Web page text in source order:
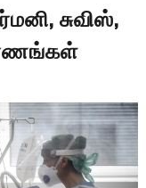
சுவிஸ்,